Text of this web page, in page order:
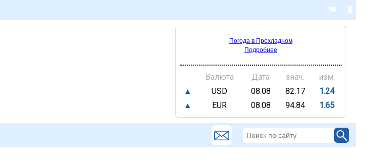
Погода в Прохладном
Подробнее
Валюта Дата знач.
изм.
▲
USD 08.08 82.17
1.24
▲
EUR 08.08 94.84 1.65